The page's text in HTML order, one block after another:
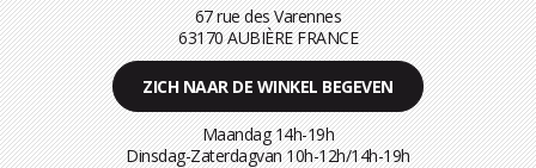
67 rue des Varennes
63170 AUBIÈRE FRANCE
ZICH NAAR DE WINKEL BEGEVEN
Maandag 14h-19h
Dinsdag-Zaterdagvan 10h-12h/14h-19h